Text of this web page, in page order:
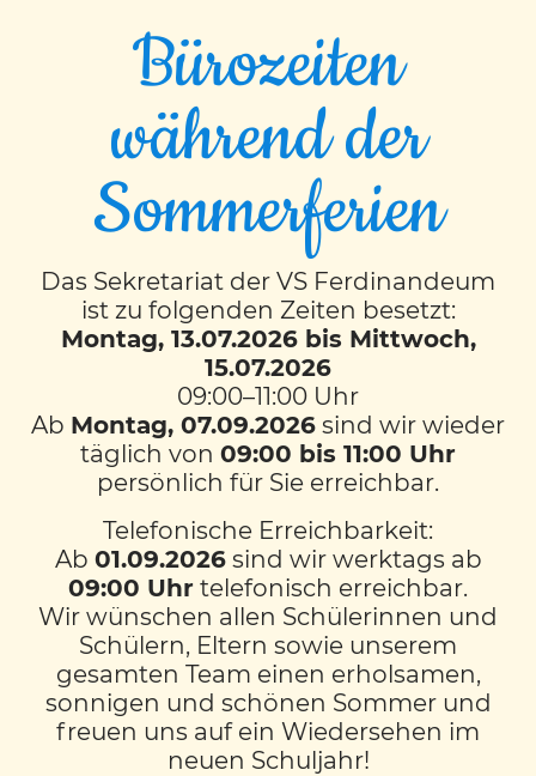
Wandertag 1S & 3S
Am 11. April ging es für die Partnerklassen 1S
& 3S zum Grottenhof. Unser erster Stopp
am Weg zum Schloss St Martin war der
Bauernhof Grottenhof. Dort durften die
Kinder die Kühe und Kälber des Bauernhofs
Bei einem gemeinsamen Picknick konnte
Kraft für den anschließenden Aufstieg
nach oben und konnten am Spielplatz eine
ausgelassene Pause machen.
Nachdem wir das Schloss St Martin
besichtigt hatten, machten wir uns
glücklich und zufrieden auf den Heimweg.
Bürozeiten
während der
Sommerferien
Das Sekretariat der VS Ferdinandeum
ist zu folgenden Zeiten besetzt:
Montag, 13.07.2026 bis Mittwoch,
15.07.2026
09:00–11:00 Uhr
Ab Montag, 07.09.2026 sind wir wieder
täglich von 09:00 bis 11:00 Uhr
persönlich für Sie erreichbar.
Telefonische Erreichbarkeit:
Ab 01.09.2026sind wir werktags ab
09:00 Uhr telefonisch erreichbar.
Wir wünschen allen Schülerinnen und
Schülern, Eltern sowie unserem
gesamten Team einen erholsamen,
sonnigen und schönen Sommer und
freuen uns auf ein Wiedersehen im
neuen Schuljahr!